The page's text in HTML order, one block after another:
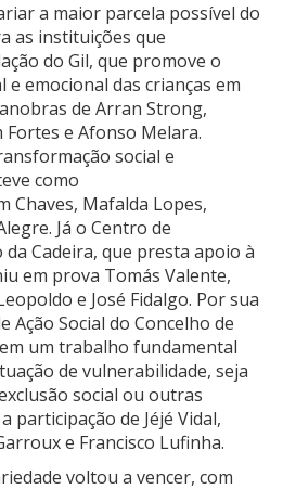
a maior parcela possível do
as instituições que
do Gil, que promove o
e emocional das crianças em
de Arran Strong,
e Afonso Melara.
social e
como
Chaves, Mafalda Lopes,
Já o Centro de
Cadeira, que presta apoio à
em prova Tomás Valente,
e José Fidalgo. Por sua
Ação Social do Concelho de
um trabalho fundamental
de vulnerabilidade, seja
social ou outras
participação de Jéjé Vidal,
e Francisco Lufinha.
voltou a vencer, com